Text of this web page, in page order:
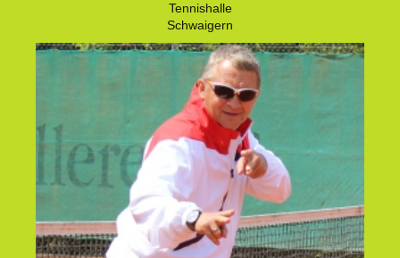
Tennishalle
Schwaigern